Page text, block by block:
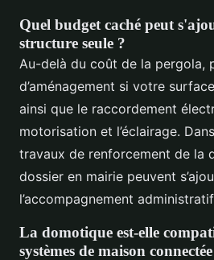
Quel budget caché peut
structure seule ?
Au-delà du coût de la pergola,
d’aménagement si votre
ainsi que le raccordement
motorisation et l’éclairage.
travaux de renforcement de la
dossier en mairie peuvent
l’accompagnement
La domotique est-elle
systèmes de maison